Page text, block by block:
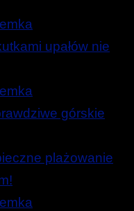
upałów nie
górskie
plażowanie